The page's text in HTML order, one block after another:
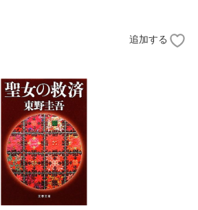
追加する